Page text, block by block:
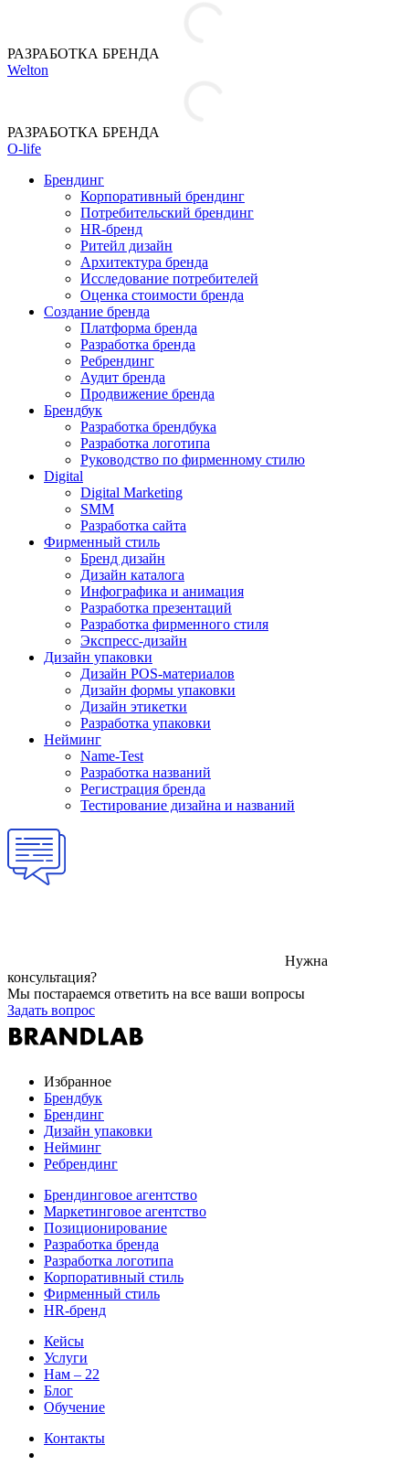
РАЗРАБОТКА БРЕНДА
Welton
РАЗРАБОТКА БРЕНДА
O-life
Брендинг
Корпоративный брендинг
Потребительский брендинг
НR-бренд
Ритейл дизайн
Архитектура бренда
Исследование потребителей
Оценка стоимости бренда
Создание бренда
Платформа бренда
Разработка бренда
Ребрендинг
Аудит бренда
Продвижение бренда
Брендбук
Разработка брендбука
Разработка логотипа
Руководство по фирменному стилю
Digital
Digital Marketing
SMM
Разработка сайта
Фирменный стиль
Бренд дизайн
Дизайн каталога
Инфографика и анимация
Разработка презентаций
Разработка фирменного стиля
Экспресс-дизайн
Дизайн упаковки
Дизайн POS-материалов
Дизайн формы упаковки
Дизайн этикетки
Разработка упаковки
Нейминг
Name-Test
Разработка названий
Регистрация бренда
Тестирование дизайна и названий
Нужна
консультация?
Мы постараемся ответить на все ваши вопросы
Задать вопрос
Избранное
Брендбук
Брендинг
Дизайн упаковки
Нейминг
Ребрендинг
Брендинговое агентство
Маркетинговое агентство
Позиционирование
Разработка бренда
Разработка логотипа
Корпоративный стиль
Фирменный стиль
HR-бренд
Кейсы
Услуги
Нам – 22
Блог
Обучение
Контакты